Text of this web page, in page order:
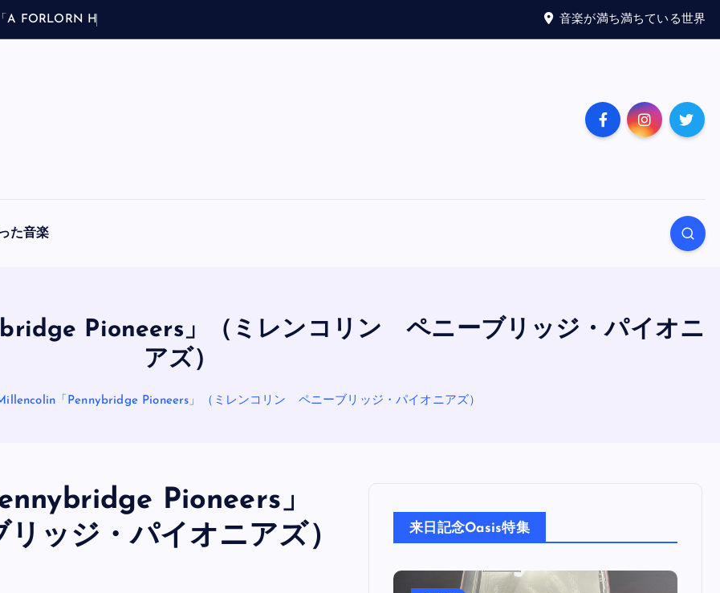
「A FO R LO RN H 音楽が満ち満ちている世界
た音楽
Pioneers」（ミレンコリン ペニーブリッジ・パイオニ
アズ）
「Pennybridge Pioneers」（ミレンコリン ペニーブリッジ・パイオニアズ）
Pioneers」
ッジ・パイオニアズ）
来日記念Oasis特集